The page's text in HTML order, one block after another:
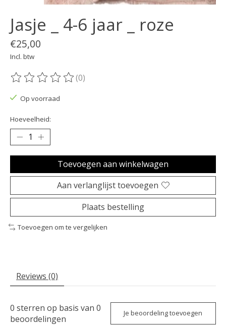
Jasje _ 4-6 jaar _ roze
€25,00
Incl. btw
De beoordeling van dit product is
(0)
Op voorraad
Hoeveelheid:
Toevoegen aan winkelwagen
Aan verlanglijst toevoegen
Plaats bestelling
Toevoegen om te vergelijken
Reviews (0)
0 sterren op basis van 0
beoordelingen
Je beoordeling toevoegen